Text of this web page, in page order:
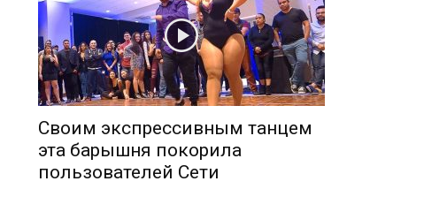
Своим экспрессивным танцем
эта барышня покорила
пользователей Сети